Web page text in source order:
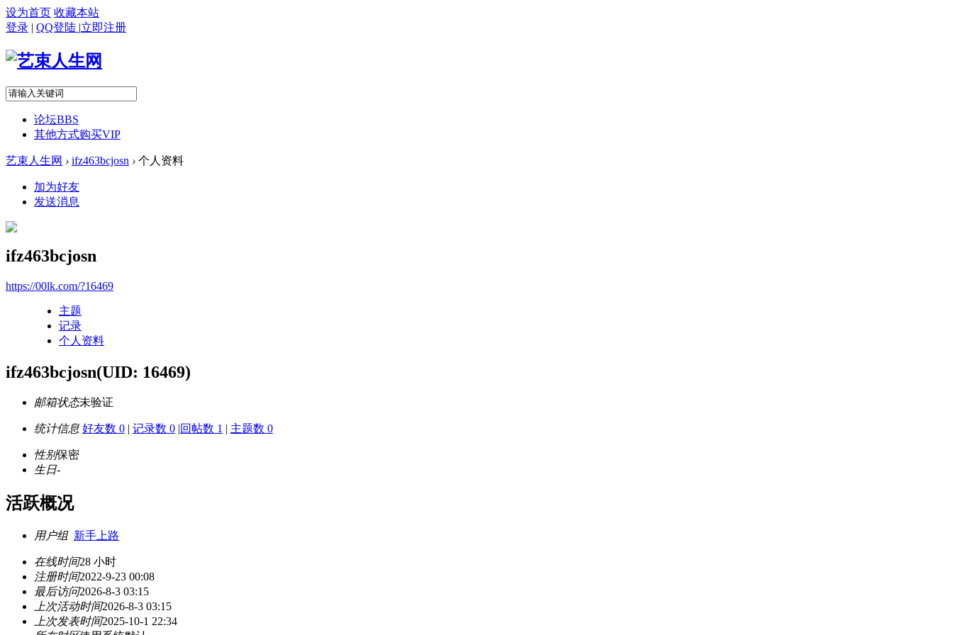
设为首页 收藏本站
登录 | QQ登陆 |立即注册
论坛BBS
其他方式购买VIP
艺束人生网 › ifz463bcjosn › 个人资料
加为好友
发送消息
ifz463bcjosn
https://00lk.com/?16469
主题
记录
个人资料
ifz463bcjosn(UID: 16469)
邮箱状态未验证
统计信息 好友数 0 | 记录数 0 |回帖数 1 | 主题数 0
性别保密
生日-
活跃概况
用户组 新手上路
在线时间28 小时
注册时间2022-9-23 00:08
最后访问2026-8-3 03:15
上次活动时间2026-8-3 03:15
上次发表时间2025-10-1 22:34